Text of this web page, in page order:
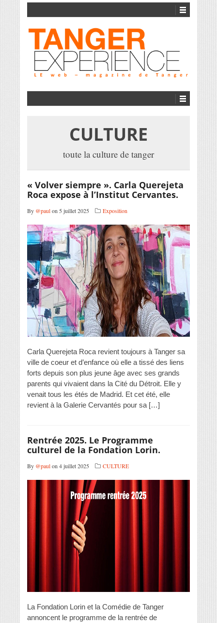
CULTURE
toute la culture de tanger
« Volver siempre ». Carla Querejeta
Roca expose à l’Institut Cervantes.
By @paulon 5 juillet 2025 Exposition
Carla Querejeta Roca revient toujours à Tanger sa
ville de coeur et d’enfance où elle a tissé des liens
forts depuis son plus jeune âge avec ses grands
parents qui vivaient dans la Cité du Détroit. Elle y
venait tous les étés de Madrid. Et cet été, elle
revient à la Galerie Cervantés pour sa […]
Rentrée 2025. Le Programme
culturel de la Fondation Lorin.
By @paulon 4 juillet 2025 CULTURE
La Fondation Lorin et la Comédie de Tanger
annoncent le programme de la rentrée de